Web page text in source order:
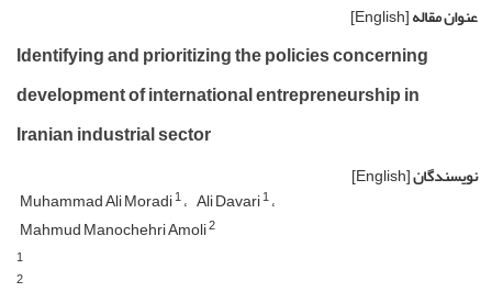
عنوان مقاله[English]
Identifying and prioritizing the policies concerning
development of international entrepreneurship in
Iranian industrial sector
نویسندگان[English]
Muhammad Ali Moradi1 Ali Davari1
Mahmud Manochehri Amoli2
1
2